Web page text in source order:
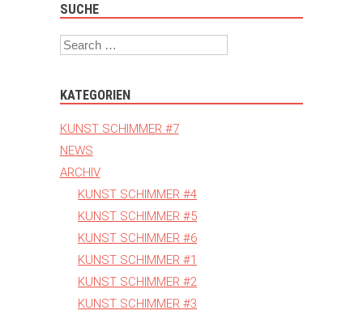
SUCHE
Search
KATEGORIEN
KUNST SCHIMMER #7
NEWS
ARCHIV
KUNST SCHIMMER #4
KUNST SCHIMMER #5
KUNST SCHIMMER #6
KUNST SCHIMMER #1
KUNST SCHIMMER #2
KUNST SCHIMMER #3